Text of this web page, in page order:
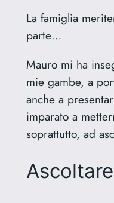
La famiglia
parte…
Mauro mi ha
mie gambe, a
anche a
imparato a
soprattutto, ad